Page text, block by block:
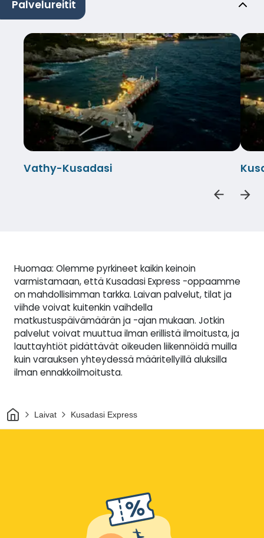
Palvelureitit
Vathy-Kusadasi
Huomaa: Olemme pyrkineet kaikin keinoin
varmistamaan, että Kusadasi Express -oppaamme
on mahdollisimman tarkka. Laivan palvelut, tilat ja
viihde voivat kuitenkin vaihdella
matkustuspäivämäärän ja -ajan mukaan. Jotkin
palvelut voivat muuttua ilman erillistä ilmoitusta, ja
lauttayhtiöt pidättävät oikeuden liikennöidä muilla
kuin varauksen yhteydessä määritellyillä aluksilla
ilman ennakkoilmoitusta.
Kotiin Laivat Kusadasi Express